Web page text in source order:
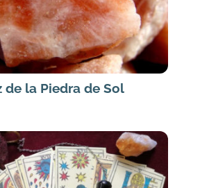
de la Piedra de Sol